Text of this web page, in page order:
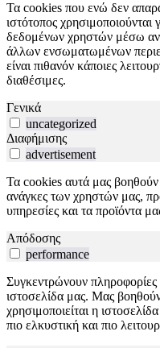
Τα cookies που ενώ δεν
ιστότοπος
δεδομένων χρηστών μέσω
άλλων ενσωματωμένων
είναι πιθανόν κάποιες
διαθέσιμες.
Γενικά
uncategorized
Διαφήμισης
advertisement
Τα cookies αυτά μας
ανάγκες των χρηστών μας,
υπηρεσίες και τα προϊόντα
Απόδοσης
performance
Συγκεντρώνουν πληροφορίες
ιστοσελίδα μας. Μας
χρησιμοποιείται η
πιο ελκυστική και πιο